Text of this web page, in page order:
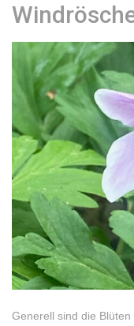
Generell sind die